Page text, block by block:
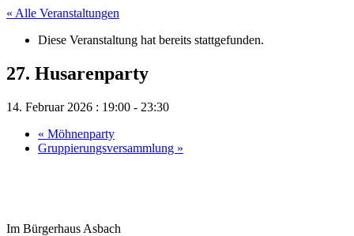
« Alle Veranstaltungen
Diese Veranstaltung hat bereits stattgefunden.
27. Husarenparty
14. Februar 2026 : 19:00 - 23:30
« Möhnenparty
Gruppierungsversammlung »
Im Bürgerhaus Asbach